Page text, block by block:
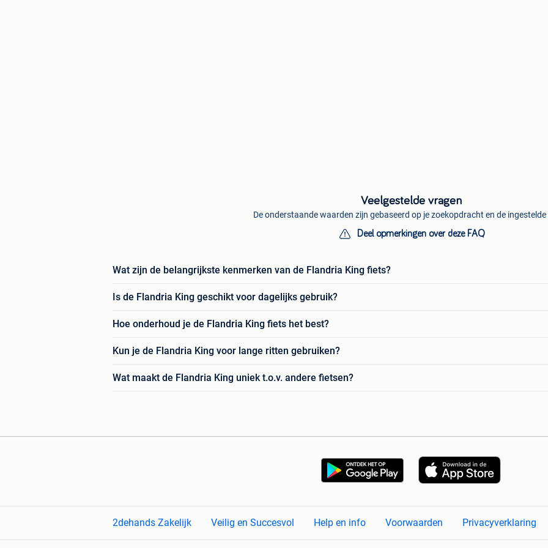
Veelgestelde vragen
De onderstaande waarden zijn gebaseerd op je zoekopdracht en de
Deel opmerkingen over deze FAQ
Wat zijn de belangrijkste kenmerken van de Flandria King fiets?
Is de Flandria King geschikt voor dagelijks gebruik?
Hoe onderhoud je de Flandria King fiets het best?
Kun je de Flandria King voor lange ritten gebruiken?
Wat maakt de Flandria King uniek t.o.v. andere fietsen?
2dehands Zakelijk Veilig en Succesvol Help en info Voorwaarden Privacyverklaring